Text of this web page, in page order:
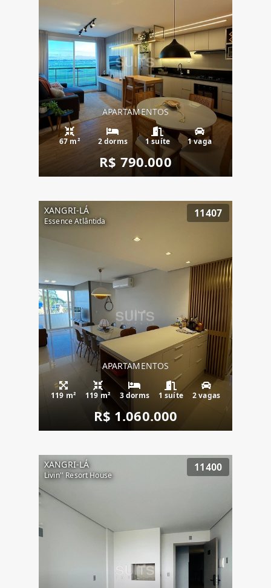
APARTAMENTOS
67 m² 2 dorms 1 suíte 1 vaga
R$ 790.000
XANGRI-LÁ
Essence Atlântida
11407
APARTAMENTOS
119 m² 119 m² 3 dorms 1 suíte 2 vagas
R$ 1.060.000
XANGRI-LÁ
Livin'' Resort House
11400